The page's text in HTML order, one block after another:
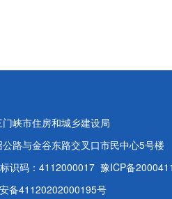
峡市住房和城乡建设局
路与金谷东路交叉口市民中心5号楼
识码：4112000017 豫ICP备
备41120202000195号